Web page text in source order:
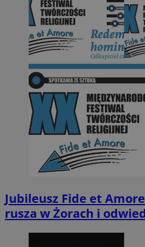
Jubileusz Fide et
rusza w Żorach i